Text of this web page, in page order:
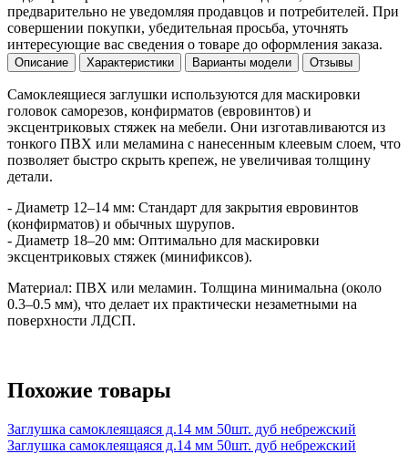
предварительно не уведомляя продавцов и потребителей. При
совершении покупки, убедительная просьба, уточнять
интересующие вас сведения о товаре до оформления заказа.
Описание Характеристики Варианты модели Отзывы
Самоклеящиеся заглушки используются для маскировки
головок саморезов, конфирматов (евровинтов) и
эксцентриковых стяжек на мебели. Они изготавливаются из
тонкого ПВХ или меламина с нанесенным клеевым слоем, что
позволяет быстро скрыть крепеж, не увеличивая толщину
детали.
- Диаметр 12–14 мм: Стандарт для закрытия евровинтов
(конфирматов) и обычных шурупов.
- Диаметр 18–20 мм: Оптимально для маскировки
эксцентриковых стяжек (минификсов).
Материал: ПВХ или меламин. Толщина минимальна (около
0.3–0.5 мм), что делает их практически незаметными на
поверхности ЛДСП.
Похожие товары
Заглушка самоклеящаяся д.14 мм 50шт. дуб небрежский
Заглушка самоклеящаяся д.14 мм 50шт. дуб небрежский